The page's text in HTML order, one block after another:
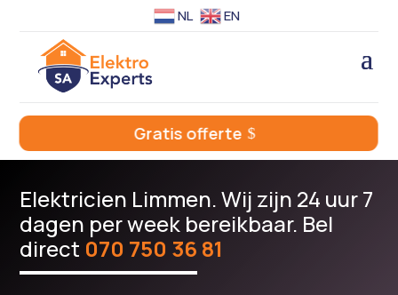
NL EN
Gratis offerte
Elektricien Limmen. Wij zijn 24 uur 7
dagen per week bereikbaar. Bel
direct 070 750 36 81